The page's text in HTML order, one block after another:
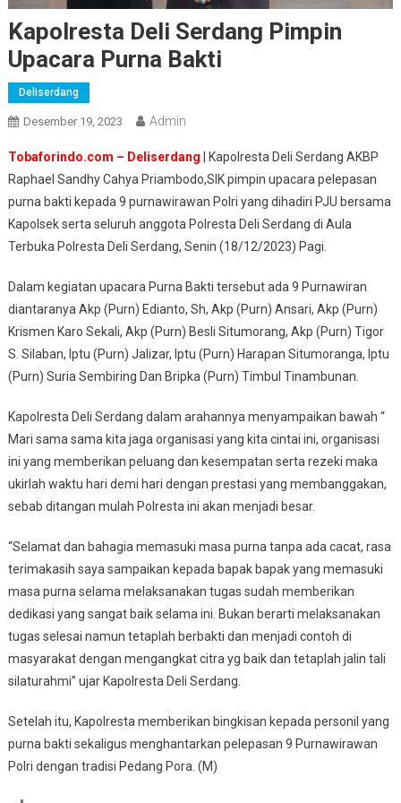
Kapolresta Deli Serdang Pimpin
Upacara Purna Bakti
Deliserdang
Desember 19, 2023 Admin
Tobaforindo.com – Deliserdang | Kapolresta Deli Serdang AKBP
Raphael Sandhy Cahya Priambodo,SIK pimpin upacara pelepasan
purna bakti kepada 9 purnawirawan Polri yang dihadiri PJU bersama
Kapolsek serta seluruh anggota Polresta Deli Serdang di Aula
Terbuka Polresta Deli Serdang, Senin (18/12/2023) Pagi.
Dalam kegiatan upacara Purna Bakti tersebut ada 9 Purnawiran
diantaranya Akp (Purn) Edianto, Sh, Akp (Purn) Ansari, Akp (Purn)
Krismen Karo Sekali, Akp (Purn) Besli Situmorang, Akp (Purn) Tigor
S. Silaban, Iptu (Purn) Jalizar, Iptu (Purn) Harapan Situmoranga, Iptu
(Purn) Suria Sembiring Dan Bripka (Purn) Timbul Tinambunan.
Kapolresta Deli Serdang dalam arahannya menyampaikan bawah “
Mari sama sama kita jaga organisasi yang kita cintai ini, organisasi
ini yang memberikan peluang dan kesempatan serta rezeki maka
ukirlah waktu hari demi hari dengan prestasi yang membanggakan,
sebab ditangan mulah Polresta ini akan menjadi besar.
“Selamat dan bahagia memasuki masa purna tanpa ada cacat, rasa
terimakasih saya sampaikan kepada bapak bapak yang memasuki
masa purna selama melaksanakan tugas sudah memberikan
dedikasi yang sangat baik selama ini. Bukan berarti melaksanakan
tugas selesai namun tetaplah berbakti dan menjadi contoh di
masyarakat dengan mengangkat citra yg baik dan tetaplah jalin tali
silaturahmi” ujar Kapolresta Deli Serdang.
Setelah itu, Kapolresta memberikan bingkisan kepada personil yang
purna bakti sekaligus menghantarkan pelepasan 9 Purnawirawan
Polri dengan tradisi Pedang Pora. (M)